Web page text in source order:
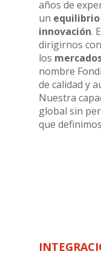
años de
un equilibrio
innovación.
dirigirnos
los
nombre
de calidad y
Nuestra
global sin
que